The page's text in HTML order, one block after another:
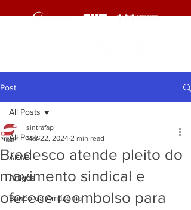
Post
All Posts
AFAP
Artigos
Banco da Amazônia
All Posts
Bradesco atende pleito do
movimento sindical e
oferece reembolso para
sintrafap
Mar 22, 2024 2 min read